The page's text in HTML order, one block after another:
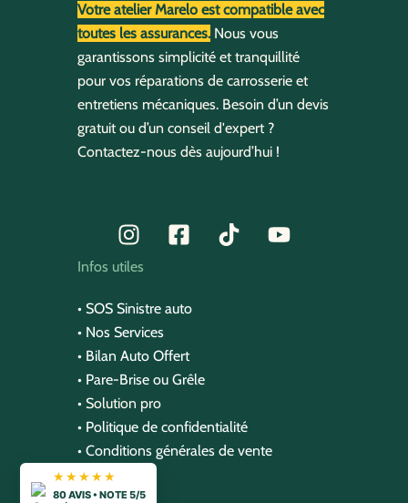
Votre atelier Marelo est compatible avec
toutes les assurances. Nous vous
garantissons simplicité et tranquillité
pour vos réparations de carrosserie et
entretiens mécaniques. Besoin d’un devis
gratuit ou d’un conseil d'expert ?
Contactez-nous dès aujourd’hui !
Infos utiles
• SOS Sinistre auto
• Nos Services
• Bilan Auto Offert
• Pare-Brise ou Grêle
• Solution pro
• Politique de confidentialité
• Conditions générales de vente
★★★★★
80 AVIS • NOTE 5/5